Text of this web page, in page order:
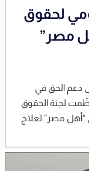
لحقوق
مصر”
دعم الحق في
الصحية، وتنفيذا لخطة عمله لعام 2025، نظّمت لجنة الحقوق
“أهل مصر” لعلاج